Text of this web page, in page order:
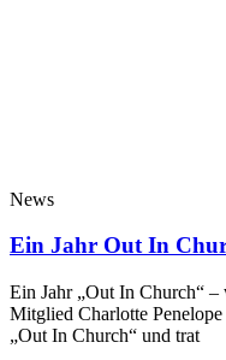
News
Ein Jahr Out In
Ein Jahr „Out In Church“ –
Mitglied Charlotte
„Out In Church“ und trat